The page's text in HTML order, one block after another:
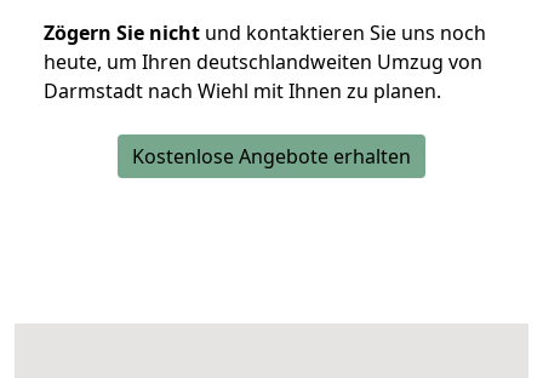
Zögern Sie nicht und kontaktieren Sie uns noch
heute, um Ihren deutschlandweiten Umzug von
Darmstadt nach Wiehl mit Ihnen zu planen.
Kostenlose Angebote erhalten